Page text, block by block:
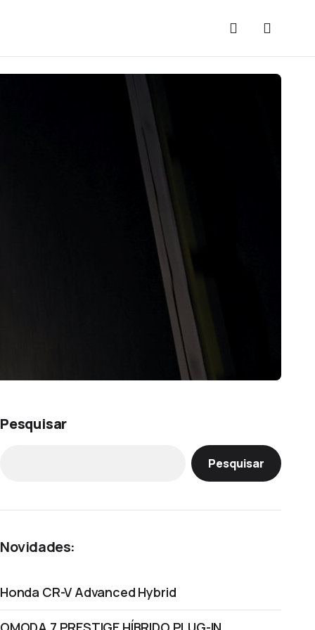
Pesquisar
Pesquisar
Novidades:
Honda CR-V Advanced Hybrid